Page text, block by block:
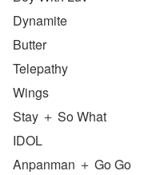
Dynamite
Butter
Telepathy
Wings
Stay ＋ So What
IDOL
Anpanman ＋ Go Go